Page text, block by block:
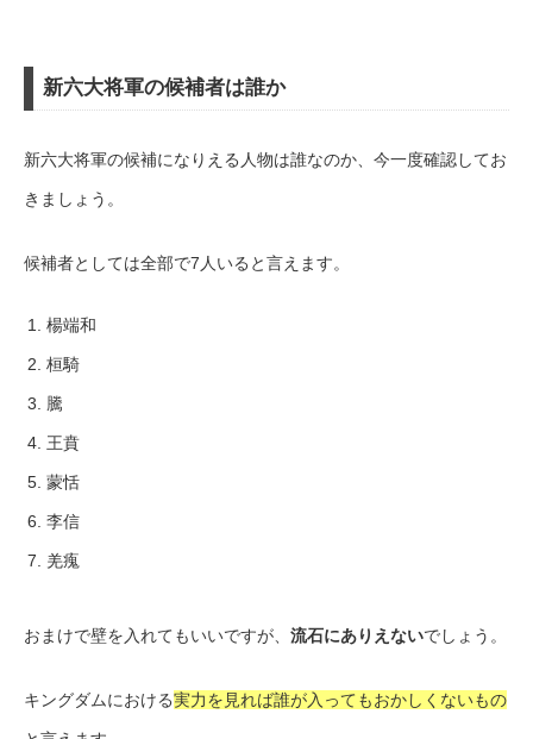
新六大将軍の候補者は誰か
新六大将軍の候補になりえる人物は誰なのか、今一度確認してお
きましょう。
候補者としては全部で7人いると言えます。
楊端和
桓騎
騰
王賁
蒙恬
李信
羌瘣
おまけで壁を入れてもいいですが、 流石にありえないでしょう。
キングダムにおける実力を見れば誰が入ってもおかしくないもの